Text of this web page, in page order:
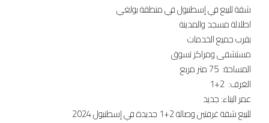
شقة للبيع في إسطنبول في منطقة بولغي
اطلالة مسجد والمدينة
بقرب جميع الخدمات
مستشفى ومراكز تسوق
المساحة: 75 متر مربع
الغرف: 2+1
عمر البناء: جديد
للبيع شقة غرفتين وصالة 2+1 جديدة في إسطنبول 2024